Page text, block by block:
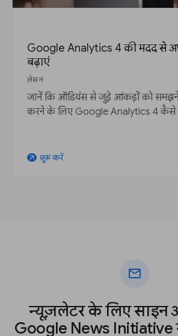
Google Analytics 4 की मदद से
बढ़ाएं
लेसन
जानें कि ऑडियंस से जुड़े आंकड़ों को
करने के लिए Google Analytics 4 कैसे
arrow_outward शुरू करें
mail
न्यूज़लेटर के लिए साइन
Google News Initiative